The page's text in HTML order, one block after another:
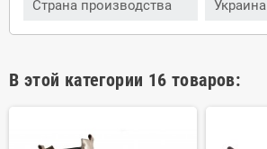
Страна производства Украина
В этой категории 16 товаров: